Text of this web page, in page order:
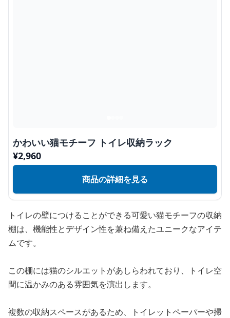
かわいい猫モチーフ トイレ収納ラック
¥2,960
商品の詳細を見る
トイレの壁につけることができる可愛い猫モチーフの収納
棚は、機能性とデザイン性を兼ね備えたユニークなアイテ
ムです。
この棚には猫のシルエットがあしらわれており、トイレ空
間に温かみのある雰囲気を演出します。
複数の収納スペースがあるため、トイレットペーパーや掃